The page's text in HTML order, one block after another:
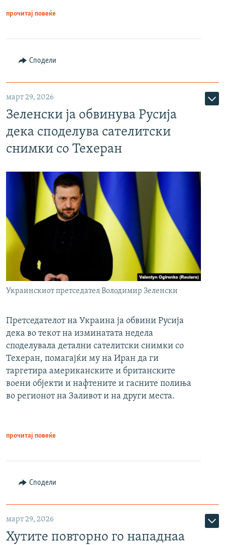
прочитај повеќе
Сподели
март 29, 2026
Зеленски ја обвинува Русија
дека споделува сателитски
снимки со Техеран
Украинскиот претседател Володимир Зеленски
Претседателот на Украина ја обвини Русија
дека во текот на изминатата недела
споделувала детални сателитски снимки со
Техеран, помагајќи му на Иран да ги
таргетира американските и британските
воени објекти и нафтените и гасните полиња
во регионот на Заливот и на други места.
прочитај повеќе
Сподели
март 29, 2026
Хутите повторно го нападнаа